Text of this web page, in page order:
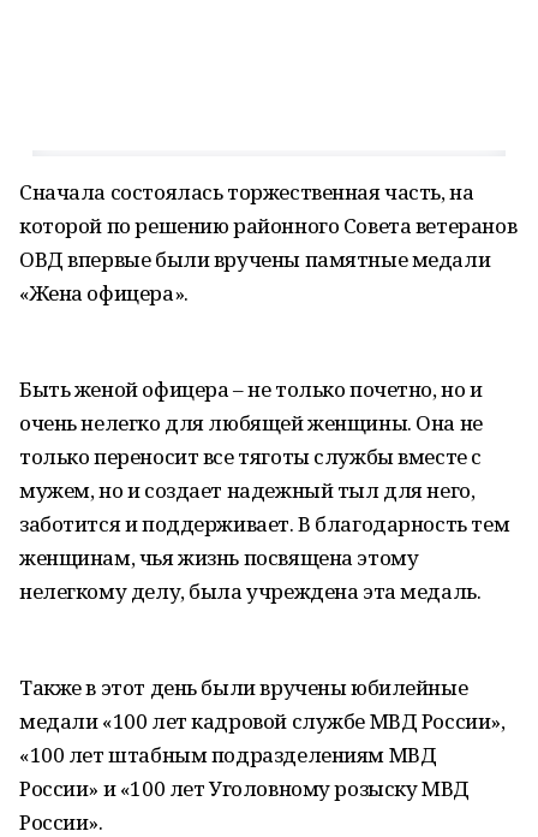
Сначала состоялась торжественная часть, на
которой по решению районного Совета ветеранов
ОВД впервые были вручены памятные медали
«Жена офицера».
Быть женой офицера – не только почетно, но и
очень нелегко для любящей женщины. Она не
только переносит все тяготы службы вместе с
мужем, но и создает надежный тыл для него,
заботится и поддерживает. В благодарность тем
женщинам, чья жизнь посвящена этому
нелегкому делу, была учреждена эта медаль.
Также в этот день были вручены юбилейные
медали «100 лет кадровой службе МВД России»,
«100 лет штабным подразделениям МВД
России» и «100 лет Уголовному розыску МВД
России».